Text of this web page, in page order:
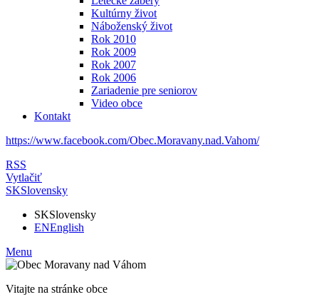
Kultúrny život
Náboženský život
Rok 2010
Rok 2009
Rok 2007
Rok 2006
Zariadenie pre seniorov
Video obce
Kontakt
https://www.facebook.com/Obec.Moravany.nad.Vahom/
RSS
Vytlačiť
SKSlovensky
SKSlovensky
ENEnglish
Menu
Vitajte na stránke obce